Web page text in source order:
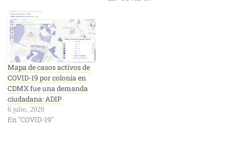
Mapa de casos activos de
COVID-19 por colonia en
CDMX fue una demanda
ciudadana: ADIP
6 julio, 2020
En "COVID-19"